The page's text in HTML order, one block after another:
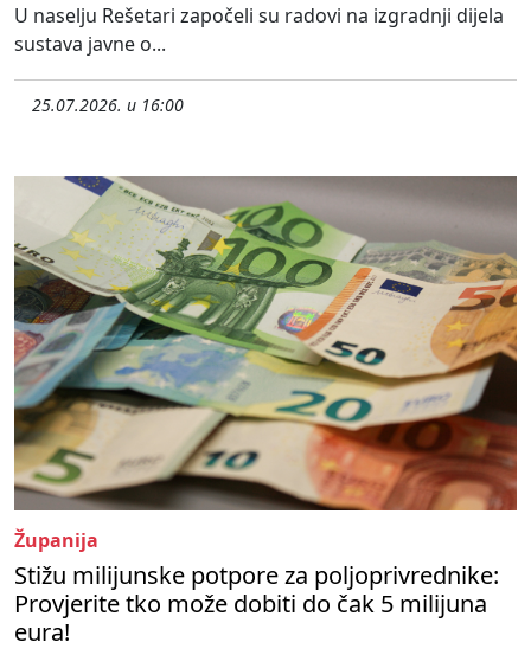
U naselju Rešetari započeli su radovi na izgradnji dijela
sustava javne o...
25.07.2026. u 16:00
Županija
Stižu milijunske potpore za poljoprivrednike:
Provjerite tko može dobiti do čak 5 milijuna
eura!